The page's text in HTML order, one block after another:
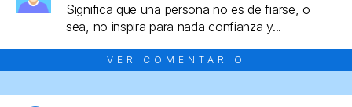
Significa que una persona no es de fiarse, o
sea, no inspira para nada confianza y...
VER COMENTARIO